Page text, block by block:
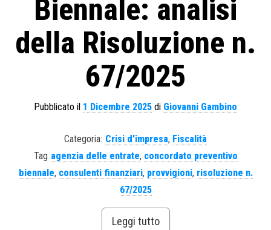
Biennale: analisi
della Risoluzione n.
67/2025
Pubblicato il 1 Dicembre 2025 di Giovanni Gambino
Categoria: Crisi d'impresa, Fiscalità
Tag agenzia delle entrate, concordato preventivo
biennale, consulenti finanziari, provvigioni, risoluzione n.
67/2025
Leggi tutto